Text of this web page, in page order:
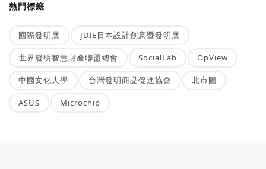
熱門標籤
國際發明展 JDIE日本設計創意暨發明展
世界發明智慧財產聯盟總會 SocialLab OpView
中國文化大學 台灣發明商品促進協會 北市圖
ASUS Microchip